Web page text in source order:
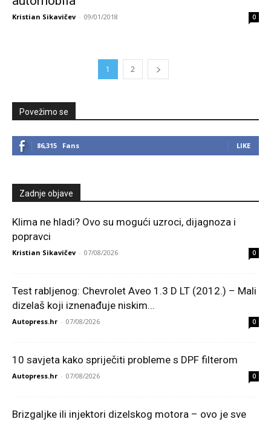
Kristian Sikavičev - 09/01/2018 0
1 2
Povežimo se
86,315 Fans LIKE
Zadnje objave
Klima ne hladi? Ovo su mogući uzroci, dijagnoza i
popravci
Kristian Sikavičev - 07/08/2026 0
Test rabljenog: Chevrolet Aveo 1.3 D LT (2012.) – Mali
dizelaš koji iznenađuje niskim...
Autopress.hr - 07/08/2026 0
10 savjeta kako spriječiti probleme s DPF filterom
Autopress.hr - 07/08/2026 0
Brizgaljke ili injektori dizelskog motora – ovo je sve